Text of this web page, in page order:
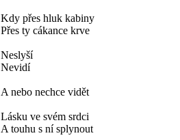
Kdy přes hluk kabiny
Přes ty cákance krve
Neslyší
Nevidí
A nebo nechce vidět
Lásku ve svém srdci
A touhu s ní splynout